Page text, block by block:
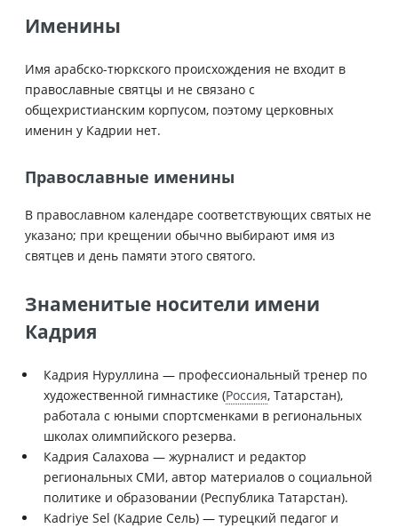
Именины
Имя арабско-тюркского происхождения не входит в
православные святцы и не связано с
общехристианским корпусом, поэтому церковных
именин у Кадрии нет.
Православные именины
В православном календаре соответствующих святых не
указано; при крещении обычно выбирают имя из
святцев и день памяти этого святого.
Знаменитые носители имени
Кадрия
Кадрия Нуруллина — профессиональный тренер по
художественной гимнастике (Россия, Татарстан),
работала с юными спортсменками в региональных
школах олимпийского резерва.
Кадрия Салахова — журналист и редактор
региональных СМИ, автор материалов о социальной
политике и образовании (Республика Татарстан).
Kadriye Sel (Кадрие Сель) — турецкий педагог и